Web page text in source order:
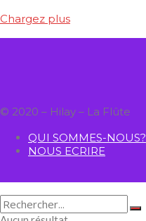
Chargez plus
© 2020 – Hilay – La Flûte
QUI SOMMES-NOUS?
NOUS ECRIRE